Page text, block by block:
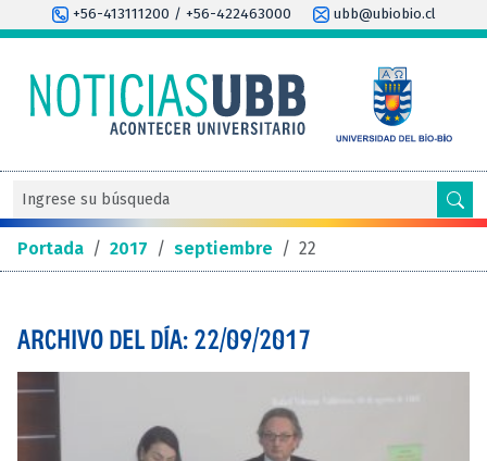
+56-413111200 / +56-422463000 ubb@ubiobio.cl
Portada / 2017 / septiembre / 22
ARCHIVO DEL DÍA: 22/09/2017